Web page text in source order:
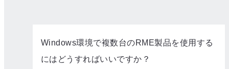
Windows環境で複数台のRME製品を使用する
にはどうすればいいですか？